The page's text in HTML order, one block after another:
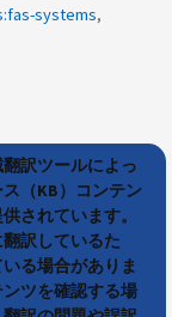
systems
訳ツールによっ
（KB）コンテン
されています。
訳しているた
る場合がありま
ツを確認する場